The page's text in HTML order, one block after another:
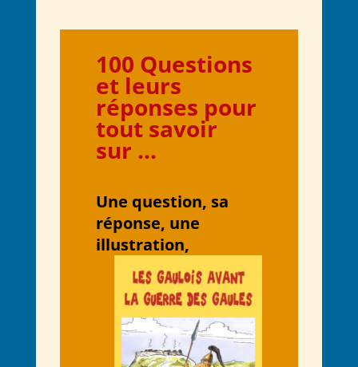
100 Questions
et leurs
réponses pour
tout savoir
sur …
Une question, sa
réponse, une
illustration,